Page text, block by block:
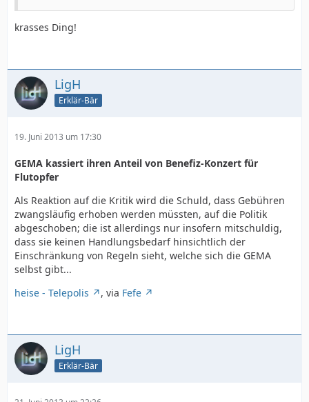
krasses Ding!
LigH
Erklär-Bär
19. Juni 2013 um 17:30
GEMA kassiert ihren Anteil von Benefiz-Konzert für
Flutopfer
Als Reaktion auf die Kritik wird die Schuld, dass Gebühren
zwangsläufig erhoben werden müssten, auf die Politik
abgeschoben; die ist allerdings nur insofern mitschuldig,
dass sie keinen Handlungsbedarf hinsichtlich der
Einschränkung von Regeln sieht, welche sich die GEMA
selbst gibt...
heise - Telepolis
, via Fefe
LigH
Erklär-Bär